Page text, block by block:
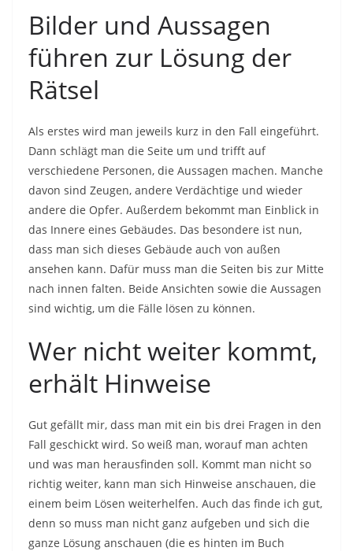
Bilder und Aussagen
führen zur Lösung der
Rätsel
Als erstes wird man jeweils kurz in den Fall eingeführt.
Dann schlägt man die Seite um und trifft auf
verschiedene Personen, die Aussagen machen. Manche
davon sind Zeugen, andere Verdächtige und wieder
andere die Opfer. Außerdem bekommt man Einblick in
das Innere eines Gebäudes. Das besondere ist nun,
dass man sich dieses Gebäude auch von außen
ansehen kann. Dafür muss man die Seiten bis zur Mitte
nach innen falten. Beide Ansichten sowie die Aussagen
sind wichtig, um die Fälle lösen zu können.
Wer nicht weiter kommt,
erhält Hinweise
Gut gefällt mir, dass man mit ein bis drei Fragen in den
Fall geschickt wird. So weiß man, worauf man achten
und was man herausfinden soll. Kommt man nicht so
richtig weiter, kann man sich Hinweise anschauen, die
einem beim Lösen weiterhelfen. Auch das finde ich gut,
denn so muss man nicht ganz aufgeben und sich die
ganze Lösung anschauen (die es hinten im Buch